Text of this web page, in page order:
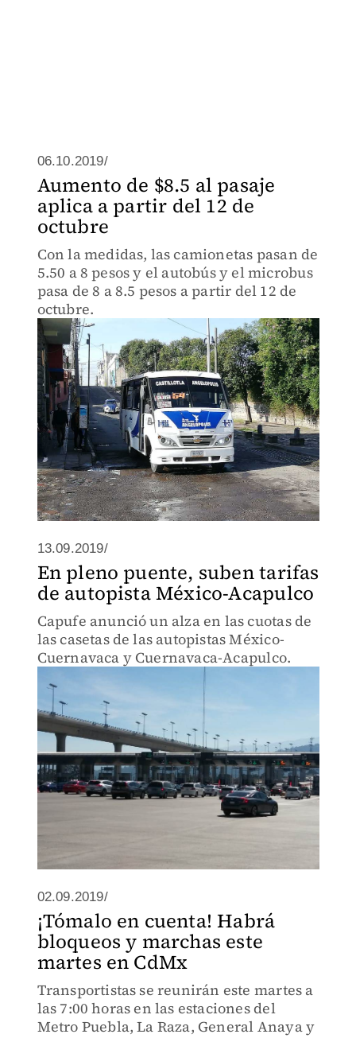
06.10.2019/
Aumento de $8.5 al pasaje
aplica a partir del 12 de
octubre
Con la medidas, las camionetas pasan de
5.50 a 8 pesos y el autobús y el microbus
pasa de 8 a 8.5 pesos a partir del 12 de
octubre.
13.09.2019/
En pleno puente, suben tarifas
de autopista México-Acapulco
Capufe anunció un alza en las cuotas de
las casetas de las autopistas México-
Cuernavaca y Cuernavaca-Acapulco.
02.09.2019/
¡Tómalo en cuenta! Habrá
bloqueos y marchas este
martes en CdMx
Transportistas se reunirán este martes a
las 7:00 horas en las estaciones del
Metro Puebla, La Raza, General Anaya y